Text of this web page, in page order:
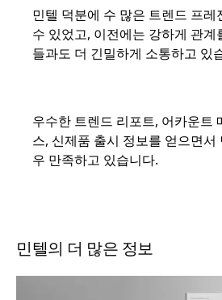
민텔 덕분에 수 많은 트렌드 프
수 있었고, 이전에는 강하게 관계
들과도 더 긴밀하게 소통하고 있
우수한 트렌드 리포트, 어카운트
스, 신제품 출시 정보를 얻으면서
우 만족하고 있습니다.
민텔의 더 많은 정보